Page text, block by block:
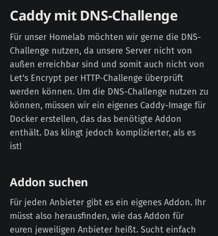
Caddy mit DNS-Challenge
Für unser Homelab möchten wir gerne die DNS-
Challenge nutzen, da unsere Server nicht von
außen erreichbar sind und somit auch nicht von
Let's Encrypt per HTTP-Challenge überprüft
werden können. Um die DNS-Challenge nutzen zu
können, müssen wir ein eigenes Caddy-Image für
Docker erstellen, das das benötigte Addon
enthält. Das klingt jedoch komplizierter, als es
ist!
Addon suchen
Für jeden Anbieter gibt es ein eigenes Addon. Ihr
müsst also herausfinden, wie das Addon für
euren jeweiligen Anbieter heißt. Sucht einfach